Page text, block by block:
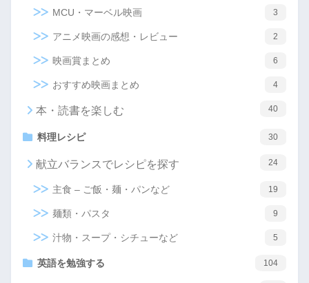
MCU・マーベル映画 3
アニメ映画の感想・レビュー 2
映画賞まとめ 6
おすすめ映画まとめ 4
本・読書を楽しむ 40
料理レシピ 30
献立バランスでレシピを探す 24
主食 – ご飯・麺・パンなど 19
麺類・パスタ 9
汁物・スープ・シチューなど 5
英語を勉強する 104